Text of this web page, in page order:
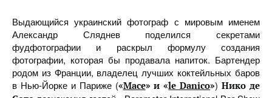
Выдающийся украинский фотограф с мировым именем
Александр Сляднев поделился секретами
фудфотографии и раскрыл формулу создания
фотографии, которая бы продавала напиток. Бартендер
родом из Франции, владелец лучших коктейльных баров
в Нью-Йорке и Париже («Mace» и «le Danico»)Нико де